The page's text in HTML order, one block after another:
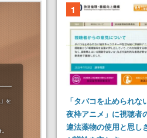
1
「タバコを止められ
夜枠アニメ」に視聴者
違法薬物の使用と思し